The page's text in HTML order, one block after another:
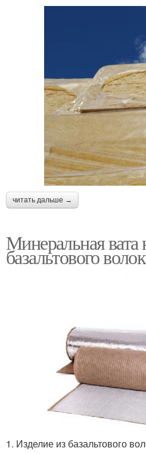
читать дальше →
Минеральная вата
базальтового
1. Изделие из базальтового